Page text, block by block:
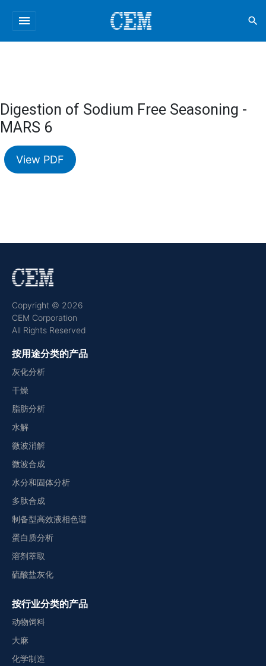
menu search
Digestion of Sodium Free Seasoning -
MARS 6
View PDF
Copyright © 2026
CEM Corporation
All Rights Reserved
按用途分类的产品
灰化分析
干燥
脂肪分析
水解
微波消解
微波合成
水分和固体分析
多肽合成
制备型高效液相色谱
蛋白质分析
溶剂萃取
硫酸盐灰化
按行业分类的产品
动物饲料
大麻
化学制造